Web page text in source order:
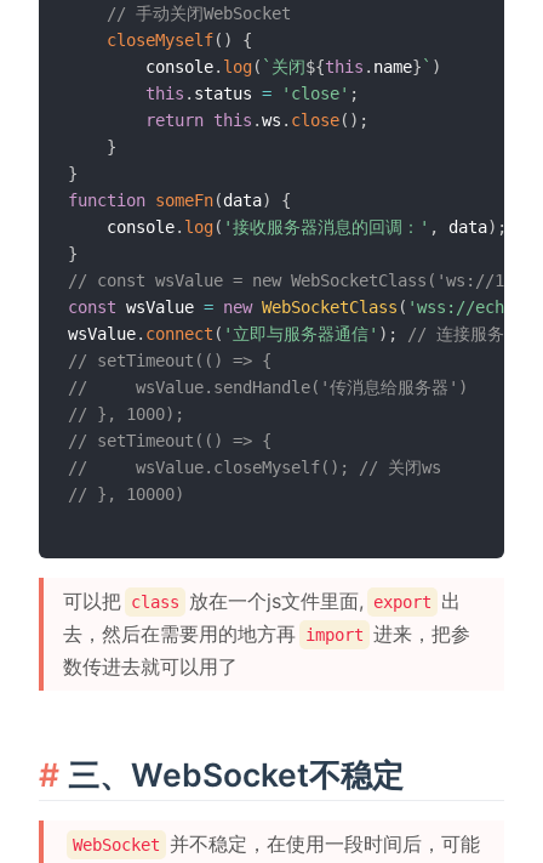
// 手动关闭WebSocket
closeMyself( )
{
        console
. log( ` 关闭${this . name} ` )
this . status = 'close' ;
return this .ws . close( ) ;
}
}
function someFn(data)
{
    console
. log( '接收服务器消息的回调：' , data) ;
}
// const wsValue = new WebSocketClass('ws://
const wsValue = new WebSocketClass ( 'wss://
wsValue. connect ( '立即与服务器通信' ) ;
// 连接服务器
// setTimeout(() => {
//     wsValue.sendHandle('传消息给服务器')
// }, 1000);
// setTimeout(() => {
//     wsValue.closeMyself(); // 关闭ws
// }, 10000)
可以把 class 放在一个js文件里面, export
出
去，然后在需要用的地方再 import 进来，把参
数传进去就可以用了
三、WebSocket不稳定
WebSocket
并不稳定，在使用一段时间后，可能